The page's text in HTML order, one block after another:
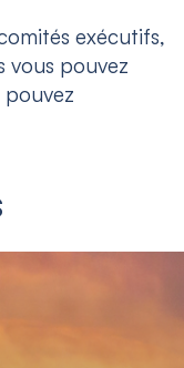
exécutifs,
vous pouvez